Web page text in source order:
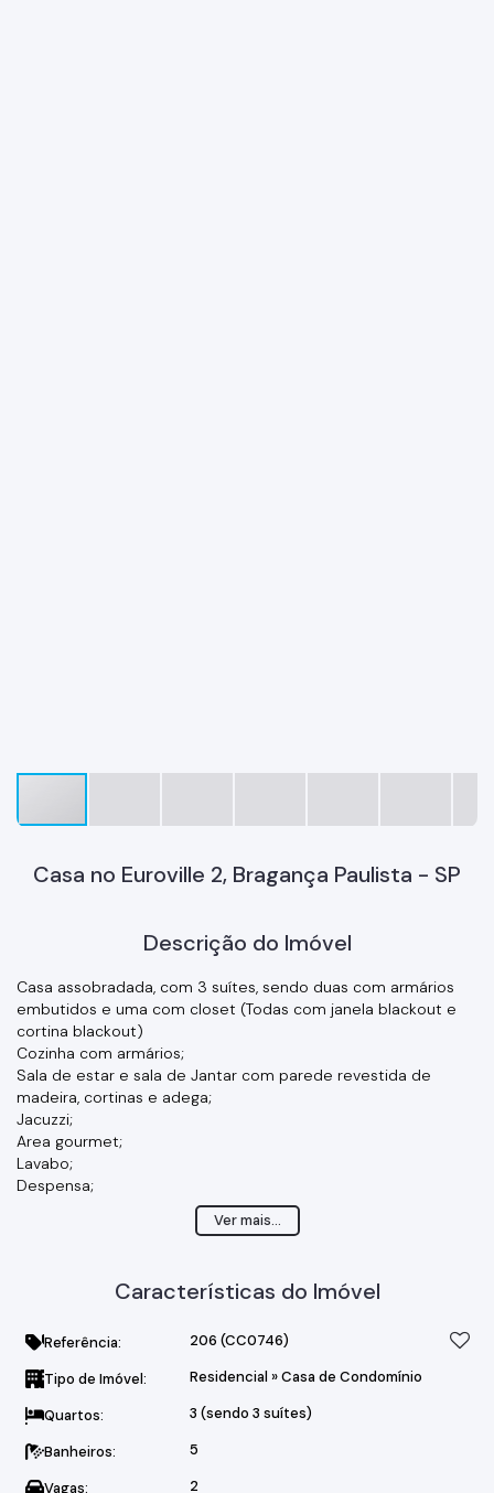
Casa no Euroville 2, Bragança Paulista - SP
Descrição do Imóvel
Casa assobradada, com 3 suítes, sendo duas com armários
embutidos e uma com closet (Todas com janela blackout e
cortina blackout)
Cozinha com armários;
Sala de estar e sala de Jantar com parede revestida de
madeira, cortinas e adega;
Jacuzzi;
Area gourmet;
Lavabo;
Despensa;
Fechadura eletrônica;
2 armários roupeiros;
Ar-condicionado,
Aquecimento a Gás com pressurizador;
Ver mais...
Características do Imóvel
Referência: 206 (CC0746)
Tipo de Imóvel: Residencial »Casa de Condomínio
Quartos: 3 (sendo 3 suítes)
Banheiros: 5
Vagas: 2